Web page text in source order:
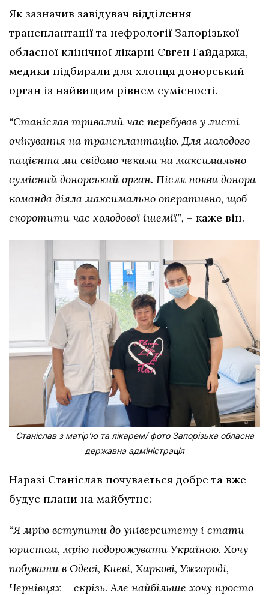
Як зазначив завідувач відділення
трансплантації та нефрології Запорізької
обласної клінічної лікарні Євген Гайдаржа,
медики підбирали для хлопця донорський
орган із найвищим рівнем сумісності.
“Станіслав тривалий час перебував у листі
очікування на трансплантацію. Для молодого
пацієнта ми свідомо чекали на максимально
сумісний донорський орган. Після появи донора
команда діяла максимально оперативно, щоб
скоротити час холодової ішемії”, – каже він.
Станіслав з матірʼю та лікарем/ фото Запорізька обласна
державна адміністрація
Наразі Станіслав почувається добре та вже
будує плани на майбутнє:
“Я мрію вступити до університету і стати
юристом, мрію подорожувати Україною. Хочу
побувати в Одесі, Києві, Харкові, Ужгороді,
Чернівцях – скрізь. Але найбільше хочу просто